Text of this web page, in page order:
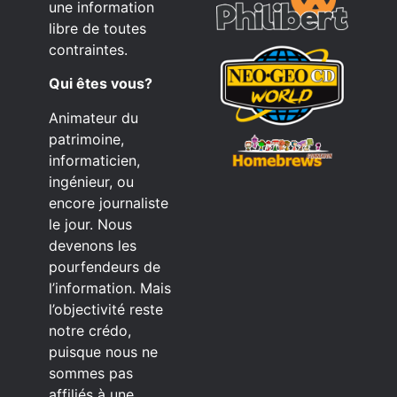
une information
libre de toutes
contraintes.
Qui êtes vous?
Animateur du
patrimoine,
informaticien,
ingénieur, ou
encore journaliste
le jour. Nous
devenons les
pourfendeurs de
l’information. Mais
l’objectivité reste
notre crédo,
puisque nous ne
sommes pas